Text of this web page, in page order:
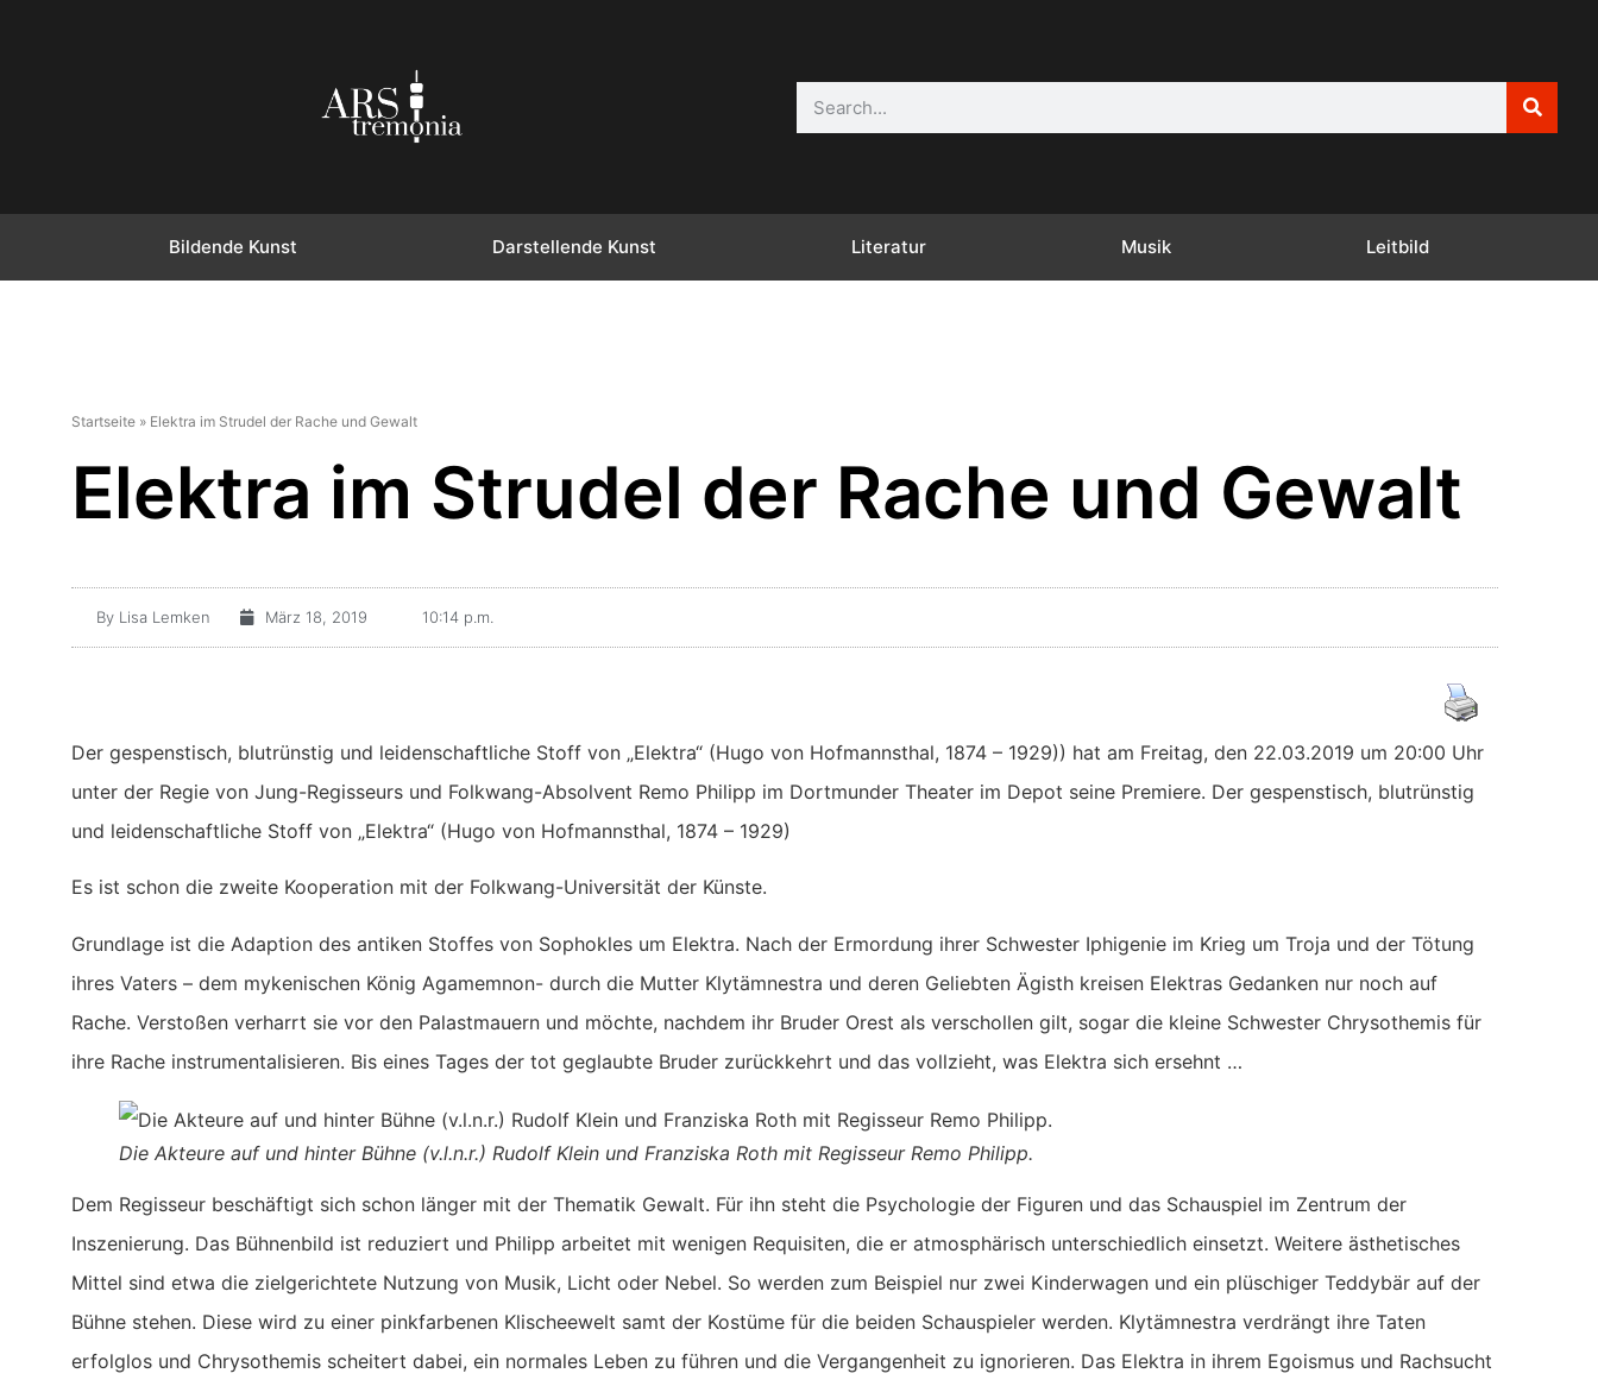
Bildende Kunst Darstellende Kunst Literatur Musik Leitbild
Startseite » Elektra im Strudel der Rache und Gewalt
Elektra im Strudel der Rache und Gewalt
By Lisa Lemken März 18, 2019 10:14 p.m.
Der gespenstisch, blutrünstig und leidenschaftliche Stoff von „Elektra“ (Hugo von Hofmannsthal, 1874 – 1929)) hat am Freitag, den 22.03.2019 um 20:00 Uhr
unter der Regie von Jung-Regisseurs und Folkwang-Absolvent Remo Philipp im Dortmunder Theater im Depot seine Premiere. Der gespenstisch, blutrünstig
und leidenschaftliche Stoff von „Elektra“ (Hugo von Hofmannsthal, 1874 – 1929)
Es ist schon die zweite Kooperation mit der Folkwang-Universität der Künste.
Grundlage ist die Adaption des antiken Stoffes von Sophokles um Elektra. Nach der Ermordung ihrer Schwester Iphigenie im Krieg um Troja und der Tötung
ihres Vaters – dem mykenischen König Agamemnon- durch die Mutter Klytämnestra und deren Geliebten Ägisth kreisen Elektras Gedanken nur noch auf
Rache. Verstoßen verharrt sie vor den Palastmauern und möchte, nachdem ihr Bruder Orest als verschollen gilt, sogar die kleine Schwester Chrysothemis für
ihre Rache instrumentalisieren. Bis eines Tages der tot geglaubte Bruder zurückkehrt und das vollzieht, was Elektra sich ersehnt …
Die Akteure auf und hinter Bühne (v.l.n.r.) Rudolf Klein und Franziska Roth mit Regisseur Remo Philipp.
Dem Regisseur beschäftigt sich schon länger mit der Thematik Gewalt. Für ihn steht die Psychologie der Figuren und das Schauspiel im Zentrum der
Inszenierung. Das Bühnenbild ist reduziert und Philipp arbeitet mit wenigen Requisiten, die er atmosphärisch unterschiedlich einsetzt. Weitere ästhetisches
Mittel sind etwa die zielgerichtete Nutzung von Musik, Licht oder Nebel. So werden zum Beispiel nur zwei Kinderwagen und ein plüschiger Teddybär auf der
Bühne stehen. Diese wird zu einer pinkfarbenen Klischeewelt samt der Kostüme für die beiden Schauspieler werden. Klytämnestra verdrängt ihre Taten
erfolglos und Chrysothemis scheitert dabei, ein normales Leben zu führen und die Vergangenheit zu ignorieren. Das Elektra in ihrem Egoismus und Rachsucht